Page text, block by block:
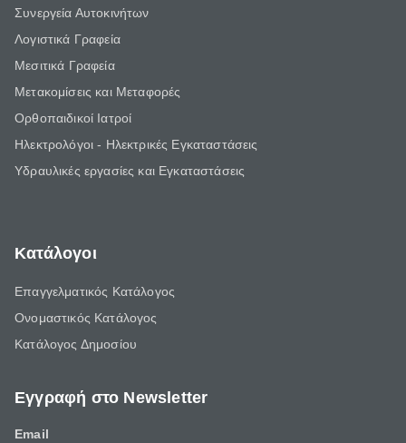
Συνεργεία Αυτοκινήτων
Λογιστικά Γραφεία
Μεσιτικά Γραφεία
Μετακομίσεις και Μεταφορές
Ορθοπαιδικοί Ιατροί
Ηλεκτρολόγοι - Ηλεκτρικές Εγκαταστάσεις
Υδραυλικές εργασίες και Εγκαταστάσεις
Κατάλογοι
Επαγγελματικός Κατάλογος
Ονομαστικός Κατάλογος
Κατάλογος Δημοσίου
Εγγραφή στο Newsletter
Email